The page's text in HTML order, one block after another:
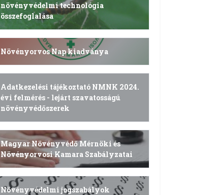
növényvédelmi technológia
összefoglalása
Növényorvos Nap kiadványa
Adatkezelési tájékoztató NMNK 2024.
évi felmérés - lejárt szavatosságú
növényvédőszerek
Magyar Növényvédő Mérnöki és
Növényorvosi Kamara Szabályzatai
Növényvédelmi jogszabályok